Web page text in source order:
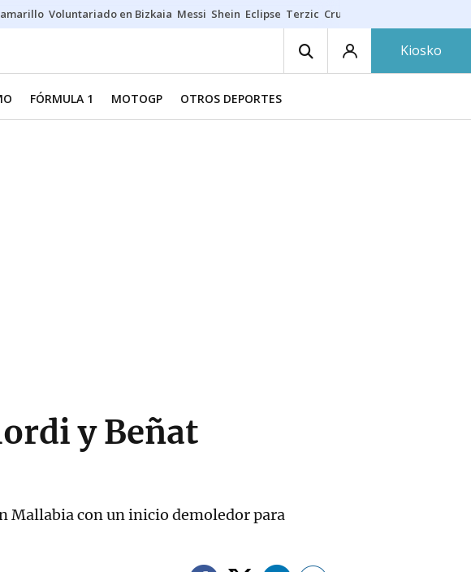
Voluntariado en Bizkaia Messi Shein Eclipse Terzic Cruz Gorbeia
Kiosko
FÓRMULA 1 MOTOGP OTROS DEPORTES
y Beñat
Mallabia con un inicio demoledor para